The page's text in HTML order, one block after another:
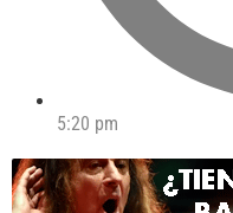
5:20 pm